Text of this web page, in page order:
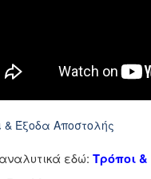
& Έξοδα Αποστολής
εδώ:Τρόποι